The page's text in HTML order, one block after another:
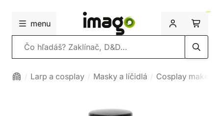
menu
Vyhľadávanie
Larp a cosplay Masky a líčidlá Cosplay make-